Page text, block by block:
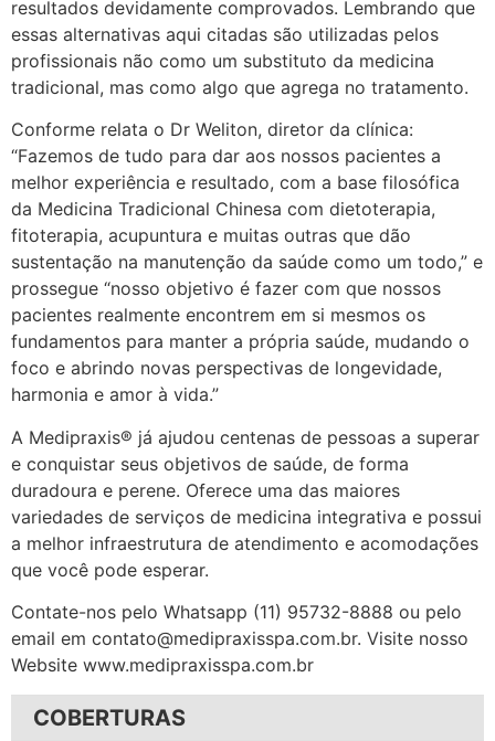
resultados devidamente comprovados. Lembrando que
essas alternativas aqui citadas são utilizadas pelos
profissionais não como um substituto da medicina
tradicional, mas como algo que agrega no tratamento.
Conforme relata o Dr Weliton, diretor da clínica:
“Fazemos de tudo para dar aos nossos pacientes a
melhor experiência e resultado, com a base filosófica
da Medicina Tradicional Chinesa com dietoterapia,
fitoterapia, acupuntura e muitas outras que dão
sustentação na manutenção da saúde como um todo,” e
prossegue “nosso objetivo é fazer com que nossos
pacientes realmente encontrem em si mesmos os
fundamentos para manter a própria saúde, mudando o
foco e abrindo novas perspectivas de longevidade,
harmonia e amor à vida.”
A Medipraxis® já ajudou centenas de pessoas a superar
e conquistar seus objetivos de saúde, de forma
duradoura e perene. Oferece uma das maiores
variedades de serviços de medicina integrativa e possui
a melhor infraestrutura de atendimento e acomodações
que você pode esperar.
Contate-nos pelo Whatsapp (11) 95732-8888 ou pelo
email em contato@medipraxisspa.com.br. Visite nosso
Website www.medipraxisspa.com.br
COBERTURAS